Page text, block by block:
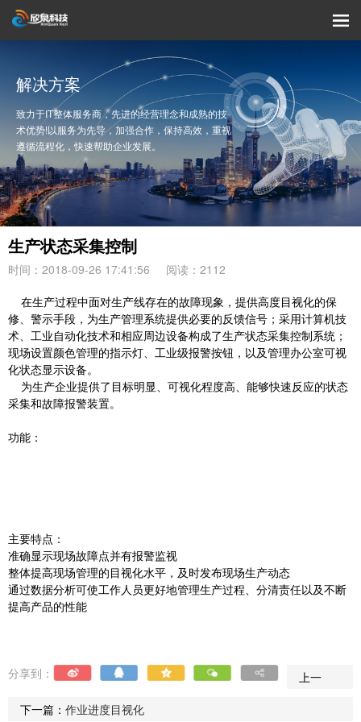
解决方案
致力于IT整体服务商，先进的经营理念和成熟的技
术优势!以服务为先导，加强合作，保持高效，重视
遵循流程化，快速帮助企业发展。
生产状态采集控制
时间：2018-09-26 17:41:56
阅读：2112
在生产过程中面对生产线存在的故障现象，提供高度目视化的保
修、警示手段，为生产管理系统提供必要的反馈信号；采用计算机技
术、工业自动化技术和相应周边设备构成了生产状态采集控制系统；
现场设置颜色管理的指示灯、工业级报警按钮，以及管理办公室可视
化状态显示设备。
为生产企业提供了目标明显、可视化程度高、能够快速反应的状态
采集和故障报警装置。
功能：
主要特点：
准确显示现场故障点并有报警监视
整体提高现场管理的目视化水平，及时发布现场生产动态
通过数据分析可使工作人员更好地管理生产过程、分清责任以及不断
提高产品的性能
分享到：
上一
下一篇： 作业进度目视化